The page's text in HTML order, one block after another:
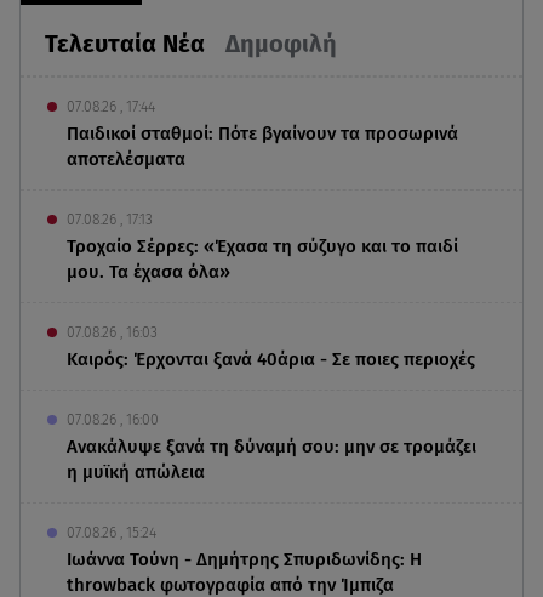
Τελευταία Νέα Δημοφιλή
07.08.26 , 17:44
Παιδικοί σταθμοί: Πότε βγαίνουν τα προσωρινά
αποτελέσματα
07.08.26 , 17:13
Τροχαίο Σέρρες: «Έχασα τη σύζυγο και το παιδί
μου. Τα έχασα όλα»
07.08.26 , 16:03
Καιρός: Έρχονται ξανά 40άρια - Σε ποιες περιοχές
07.08.26 , 16:00
Ανακάλυψε ξανά τη δύναμή σου: μην σε τρομάζει
η μυϊκή απώλεια
07.08.26 , 15:24
Ιωάννα Τούνη - Δημήτρης Σπυριδωνίδης: Η
throwback φωτογραφία από την Ίμπιζα